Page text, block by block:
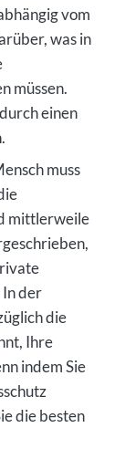
vom
was in
müssen.
einen
muss
mittlerweile
In der
die
Ihre
indem Sie
die besten